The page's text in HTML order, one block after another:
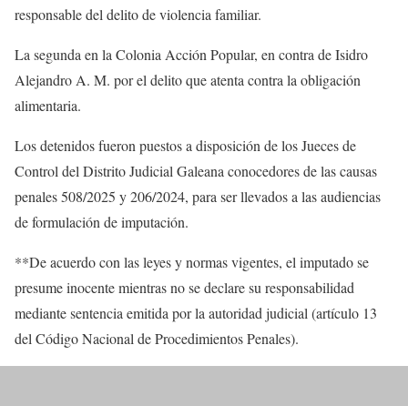
responsable del delito de violencia familiar.
La segunda en la Colonia Acción Popular, en contra de Isidro
Alejandro A. M. por el delito que atenta contra la obligación
alimentaria.
Los detenidos fueron puestos a disposición de los Jueces de
Control del Distrito Judicial Galeana conocedores de las causas
penales 508/2025 y 206/2024, para ser llevados a las audiencias
de formulación de imputación.
**De acuerdo con las leyes y normas vigentes, el imputado se
presume inocente mientras no se declare su responsabilidad
mediante sentencia emitida por la autoridad judicial (artículo 13
del Código Nacional de Procedimientos Penales).